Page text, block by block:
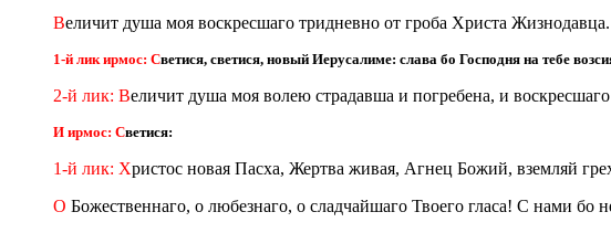
Величит душа моя воскресшаго тридневно от гроба Христа Жизнодавца.
1-й лик ирмос: Светися, светися, новый Иерусалиме: слава бо Господня на тебе
2-й лик: Величит душа моя волею страдавша и погребена, и
И ирмос: Светися:
1-й лик: Христос новая Пасха, Жертва живая, Агнец Божий, вземляй
О Божественнаго, о любезнаго, о сладчайшаго Твоего гласа! С нами